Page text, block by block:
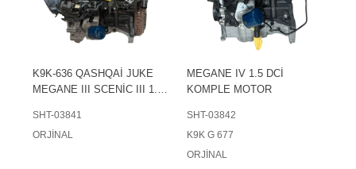
K9K-636 QASHQAİ JUKE
MEGANE III SCENİC III 1.5
SHT-03841
ORJİNAL
MEGANE IV 1.5 DCİ
KOMPLE MOTOR
SHT-03842
K9K G 677
ORJİNAL